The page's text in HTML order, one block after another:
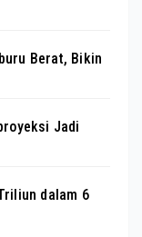
Berat, Bikin
Jadi
dalam 6